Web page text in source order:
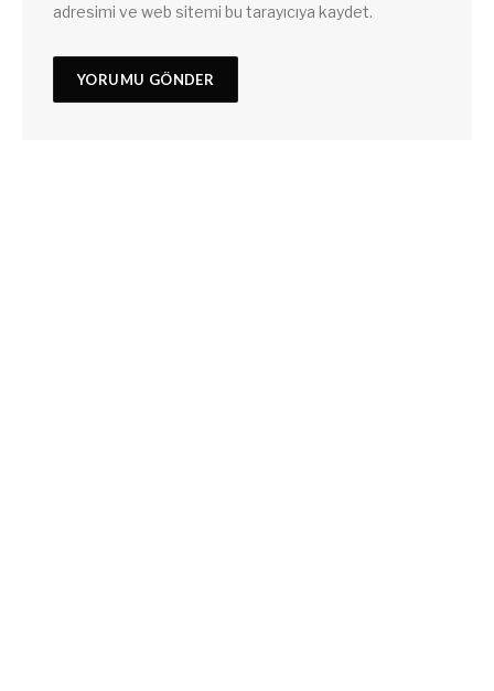
adresimi ve web sitemi bu tarayıcıya kaydet.